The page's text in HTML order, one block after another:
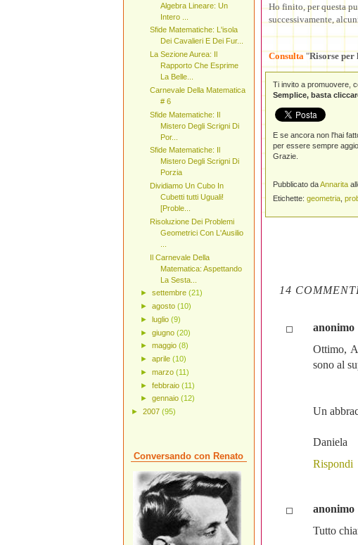
Ho finito, per questa
successivamente,
Consulta"Risorse
Ti invito a promuovere,
Semplice, basta
E se ancora non l'hai
per essere sempre
Grazie.
Pubblicato daAnnarita
Etichette: geometria,
14
anonimo
Ottimo,
sono al
Un
Daniela
Rispondi
anonimo
Tutto
Algebra Lineare: Un
Intero ...
Sfide Matematiche: L'isola
Dei Cavalieri E Dei Fur...
La Sezione Aurea: Il
Rapporto Che Esprime
La Belle...
Carnevale Della Matematica
# 6
Sfide Matematiche: Il
Mistero Degli Scrigni Di
Por...
Sfide Matematiche: Il
Mistero Degli Scrigni Di
Porzia
Dividiamo Un Cubo In
Cubetti tutti Uguali!
[Proble...
Risoluzione Dei Problemi
Geometrici Con L'Ausilio
Il Carnevale Della
Matematica: Aspettando
La Sesta...
► settembre (21)
► agosto (10)
► luglio (9)
► giugno (20)
► maggio (8)
► aprile (10)
► marzo (11)
► febbraio (11)
► gennaio (12)
► 2007 (95)
Conversando con Renato